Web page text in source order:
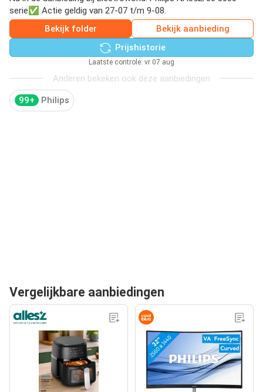
serie✅ Actie geldig van 27-07 t/m 9-08.
Bekijk folder
Bekijk aanbieding
Prijshistorie
Laatste controle: vr 07 aug
Anderen bekeken ook deze aanbiedingen
99+ Philips
Vergelijkbare aanbiedingen